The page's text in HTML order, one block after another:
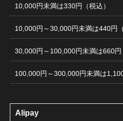
10,000円未満は330円（税込）
10,000円～30,000円未満は440円（
30,000円～100,000円未満は660円
100,000円～300,000円未満は
Alipay